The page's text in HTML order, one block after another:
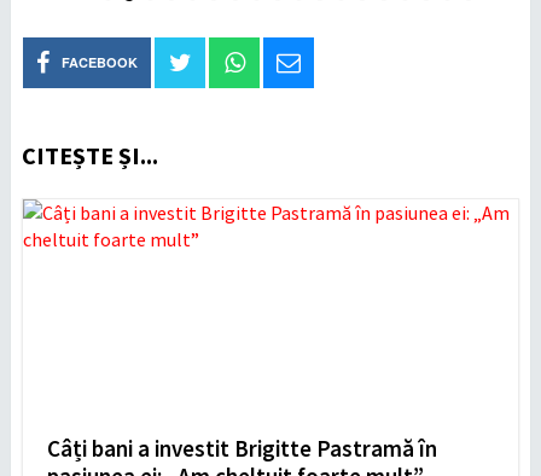
FACEBOOK
CITEȘTE ȘI...
Câți bani a investit Brigitte Pastramă în